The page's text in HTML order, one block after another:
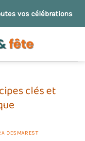
vos célébrations
clés et
DESMAREST